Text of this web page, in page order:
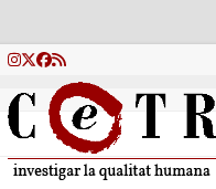
Instagram
Twitter
Facebook
RSS